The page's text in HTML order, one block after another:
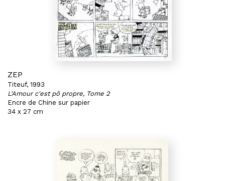
ZEP
Titeuf, 1993
L'Amour c'est pô propre, Tome 2
Encre de Chine sur papier
34 x 27 cm